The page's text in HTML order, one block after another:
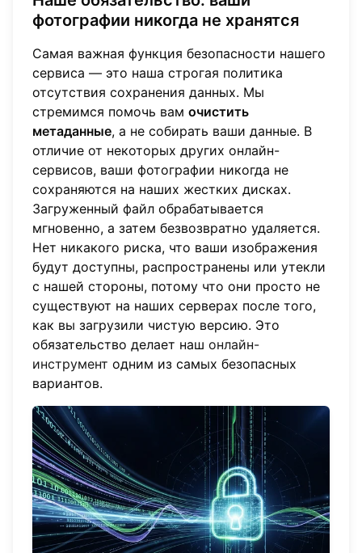
фотографии никогда не хранятся
Самая важная функция безопасности нашего
сервиса — это наша строгая политика
отсутствия сохранения данных. Мы
стремимся помочь вам очистить
метаданные, а не собирать ваши данные. В
отличие от некоторых других онлайн-
сервисов, ваши фотографии никогда не
сохраняются на наших жестких дисках.
Загруженный файл обрабатывается
мгновенно, а затем безвозвратно удаляется.
Нет никакого риска, что ваши изображения
будут доступны, распространены или утекли
с нашей стороны, потому что они просто не
существуют на наших серверах после того,
как вы загрузили чистую версию. Это
обязательство делает наш онлайн-
инструмент одним из самых безопасных
вариантов.